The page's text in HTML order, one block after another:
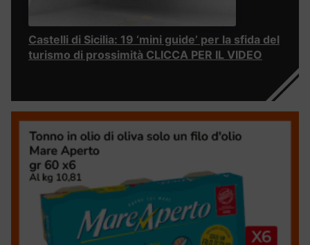
Castelli di Sicilia: 19 ‘mini guide’ per la sfida del
turismo di prossimità CLICCA PER IL VIDEO